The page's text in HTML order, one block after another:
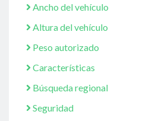
Ancho del vehículo
Altura del vehículo
Peso autorizado
Características
Búsqueda regional
Seguridad